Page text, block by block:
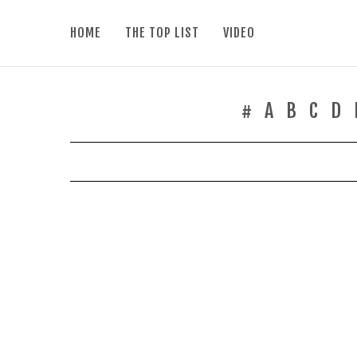
HOME THE TOP LIST VIDEO
# A B C D